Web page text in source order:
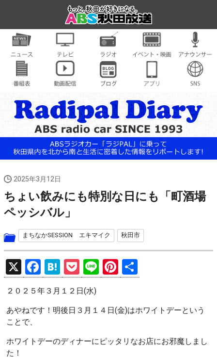
2025年3月12日
ちょい飲みにも特別な日にも「町酒場
ペッシバル」
まちなかSESSION エキマイク 秋田市
X
F
a
ce
b
o
H
at
e
n
P
o
ck
et
Li
n
Pi
nt
es
有
２０２５年３月１２日(水)
あやねです！明後日３月１４日(金)はホワイトデーという
ことで、
ホワイトデーのディナーにピッタリなお店にお邪魔しまし
た！